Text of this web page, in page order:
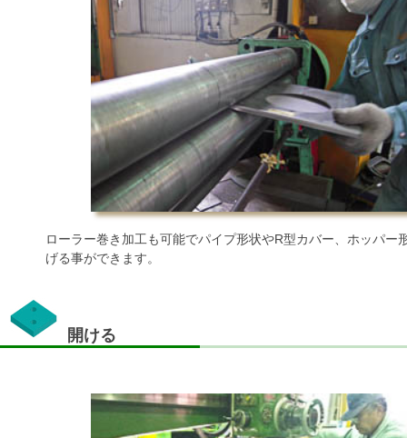
ローラー巻き加工も可能でパイプ形状やR型カバー、ホッパー
げる事ができます。
開ける